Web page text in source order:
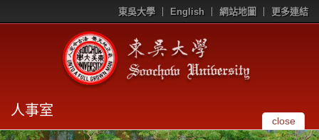
東吳大學 English 網站地圖 更多連結
人事室
close